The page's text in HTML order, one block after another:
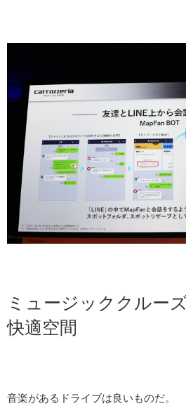
ミュージッククルー
快適空間
音楽があるドライブは良いものだ。